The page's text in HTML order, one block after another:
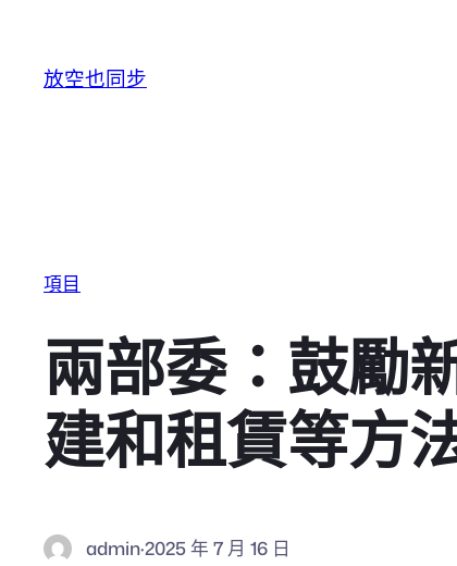
放空也同步
項目
兩部委：鼓勵
建和租賃等方
admin·2025 年 7 月 16 日